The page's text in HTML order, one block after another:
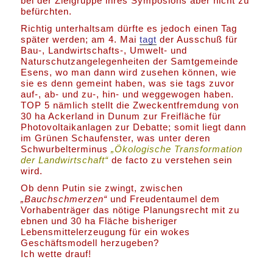
befürchten.
Richtig unterhaltsam dürfte es jedoch einen Tag
später werden; am 4. Maitagt der Ausschuß für
Bau-, Landwirtschafts-, Umwelt- und
Naturschutzangelegenheiten der Samtgemeinde
Esens, wo man dann wird zusehen können, wie
sie es denn gemeint haben, was sie tags zuvor
auf-, ab- und zu-, hin- und weggewogen haben.
TOP 5 nämlich stellt die Zweckentfremdung von
30 ha Ackerland in Dunum zur Freifläche für
Photovoltaikanlagen zur Debatte; somit liegt dann
im Grünen Schaufenster, was unter deren
Schwurbelterminus„Ökologische Transformation
der Landwirtschaft“ de facto zu verstehen sein
wird.
Ob denn Putin sie zwingt, zwischen
„Bauchschmerzen“ und Freudentaumel dem
Vorhabenträger das nötige Planungsrecht mit zu
ebnen und 30 ha Fläche bisheriger
Lebensmittelerzeugung für ein wokes
Geschäftsmodell herzugeben?
Ich wette drauf!